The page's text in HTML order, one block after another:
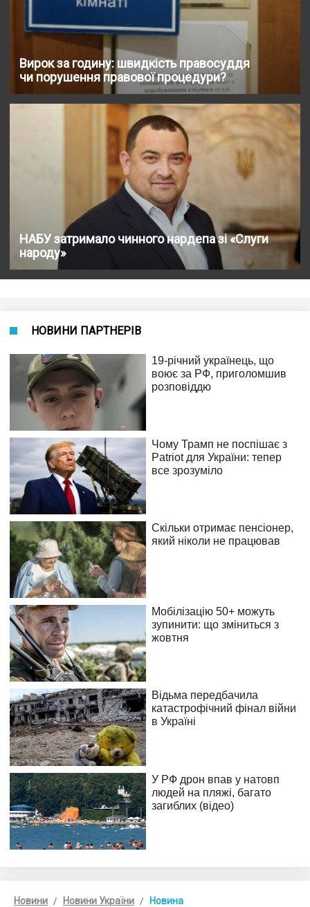
Вирок за годину: швидкість правосуддя
чи порушення правової процедури?
НАБУ затримало чинного нардепа зі «Слуги
народу»
НОВИНИ ПАРТНЕРІВ
Новини Новини України Новина